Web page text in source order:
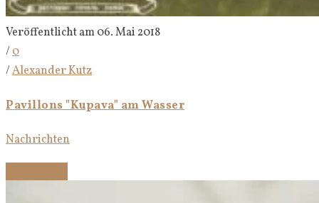
Veröffentlicht am 06. Mai 2018
/0
/Alexander Kutz
Pavillons "Kupava" am Wasser
Nachrichten